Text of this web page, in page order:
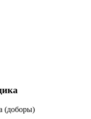
(доборы)